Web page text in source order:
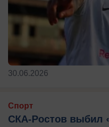
30.06.2026
Спорт
СКА-Ростов выбил